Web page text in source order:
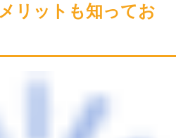
リットも知ってお